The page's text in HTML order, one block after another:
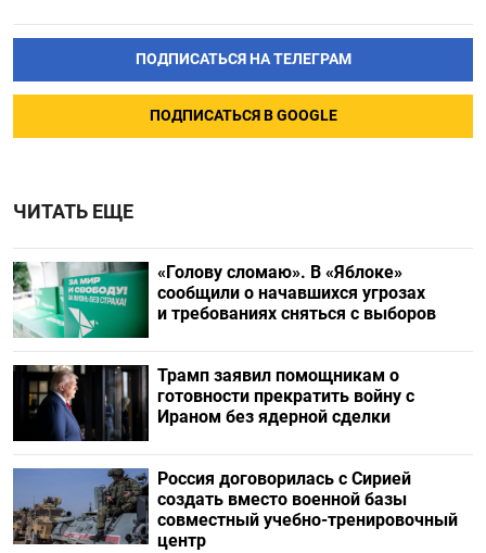
ПОДПИСАТЬСЯ НА ТЕЛЕГРАМ
ПОДПИСАТЬСЯ В GOOGLE
ЧИТАТЬ ЕЩЕ
«Голову сломаю». В «Яблоке»
сообщили о начавшихся угрозах
и требованиях сняться с выборов
Трамп заявил помощникам о
готовности прекратить войну с
Ираном без ядерной сделки
Россия договорилась с Сирией
создать вместо военной базы
совместный учебно-тренировочный
центр